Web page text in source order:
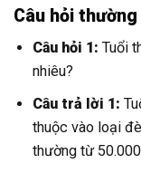
Câu hỏi thường
Câu hỏi 1: Tuổi
nhiêu?
Câu trả lời 1:
thuộc vào loại
thường từ